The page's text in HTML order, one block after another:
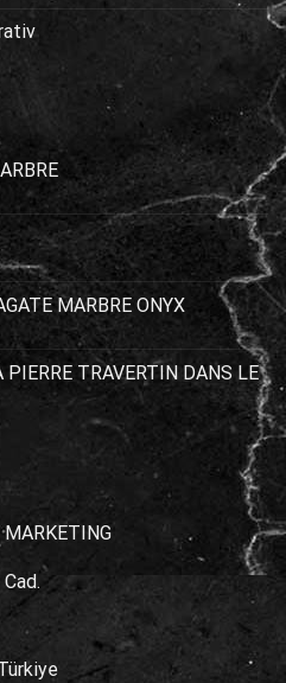
MARBRE ONYX
TRAVERTIN DANS LE
MARKETING